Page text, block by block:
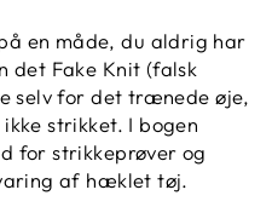
en måde, du aldrig har
det Fake Knit (falsk
selv for det trænede øje,
strikket. I bogen
for strikkeprøver og
af hæklet tøj.